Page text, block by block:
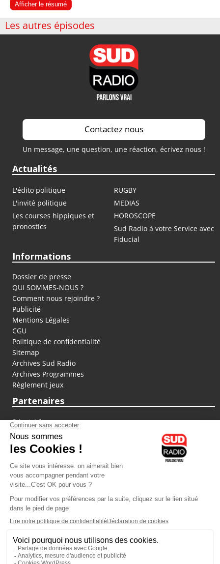
Afficher le résumé
Les autres épisodes
Contactez nous
Un message, une question, une réaction, écrivez nous !
Actualités
L'édito politique
RUGBY
L'invité politique
MEDIAS
Les courses hippiques et
pronostics
HOROSCOPE
Sud Radio à votre Service avec
Fiducial
Informations
Dossier de presse
QUI SOMMES-NOUS ?
Comment nous rejoindre ?
Publicité
Mentions Légales
CGU
Politique de confidentialité
Sitemap
Archives Sud Radio
Archives Programmes
Règlement jeux
Partenaires
fiducial.fr
lyoncapitale.fr
olympique-et-lyonnais.com
L'application Iphone / Android
Téléchargez l'application
Les cookies
Gestion des cookies
Crédit photos : ©Sud Radio / Pierre Olivier